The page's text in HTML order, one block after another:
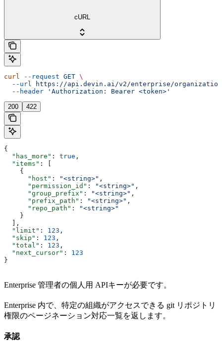
cURL
curl --request GET \
  --url
https://api.devin.ai/v2/enterprise/
  --header
'Authorization: Bearer <token>'
200 422
{
  "has_more"
: true ,
  "items"
: [
    {
      "host"
: "<string>" ,
      "permission_id"
: "<string>" ,
      "group_prefix"
: "<string>" ,
      "prefix_path"
: "<string>" ,
      "repo_path"
:
"<string>"
    }
  ],
  "limit"
: 123 ,
  "skip"
: 123 ,
  "total"
: 123 ,
  "next_cursor"
: 123
}
Enterprise 管理者の個人用 APIキーが必要です。
Enterprise 内で、特定の組織がアクセスできる git リポジトリ
権限のページネーション対応一覧を返します。
承認